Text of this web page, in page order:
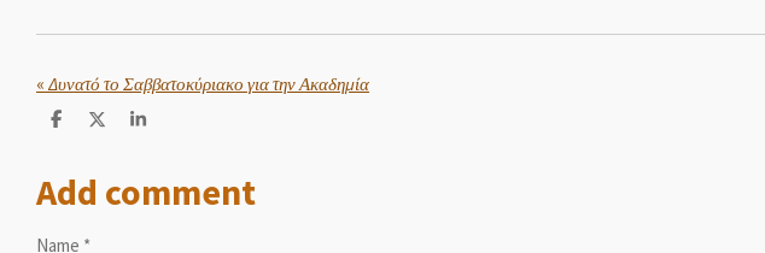
« Δυνατό το Σαββατοκύριακο για την Ακαδημία
S
e
S
S
e
Add comment
Name *